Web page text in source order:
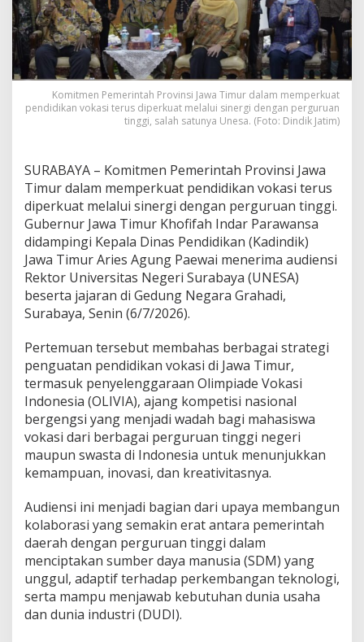
a
d
i
n
d
i
k
J
a
m
B
a
h
a
s
P
e
g
u
a
P
e
n
d
d
i
a
n
V
o
k
a
s
i
Komitmen Pemerintah Provinsi Jawa Timur dalam memperkuat
pendidikan vokasi terus diperkuat melalui sinergi dengan perguruan
tinggi, salah satunya Unesa. (Foto: Dindik Jatim)
SURABAYA – Komitmen Pemerintah Provinsi Jawa
Timur dalam memperkuat pendidikan vokasi terus
diperkuat melalui sinergi dengan perguruan tinggi.
Gubernur Jawa Timur Khofifah Indar Parawansa
didampingi Kepala Dinas Pendidikan (Kadindik)
Jawa Timur Aries Agung Paewai menerima audiensi
Rektor Universitas Negeri Surabaya (UNESA)
beserta jajaran di Gedung Negara Grahadi,
Surabaya, Senin (6/7/2026).
Pertemuan tersebut membahas berbagai strategi
penguatan pendidikan vokasi di Jawa Timur,
termasuk penyelenggaraan Olimpiade Vokasi
Indonesia (OLIVIA), ajang kompetisi nasional
bergengsi yang menjadi wadah bagi mahasiswa
vokasi dari berbagai perguruan tinggi negeri
maupun swasta di Indonesia untuk menunjukkan
kemampuan, inovasi, dan kreativitasnya.
Audiensi ini menjadi bagian dari upaya membangun
kolaborasi yang semakin erat antara pemerintah
daerah dengan perguruan tinggi dalam
menciptakan sumber daya manusia (SDM) yang
unggul, adaptif terhadap perkembangan teknologi,
serta mampu menjawab kebutuhan dunia usaha
dan dunia industri (DUDI).